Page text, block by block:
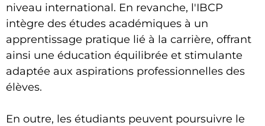
niveau international. En revanche, l'IBCP
intègre des études académiques à un
apprentissage pratique lié à la carrière, offrant
ainsi une éducation équilibrée et stimulante
adaptée aux aspirations professionnelles des
élèves.
En outre, les étudiants peuvent poursuivre le